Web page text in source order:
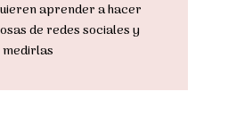
aprender a hacer
de redes sociales y
medirlas